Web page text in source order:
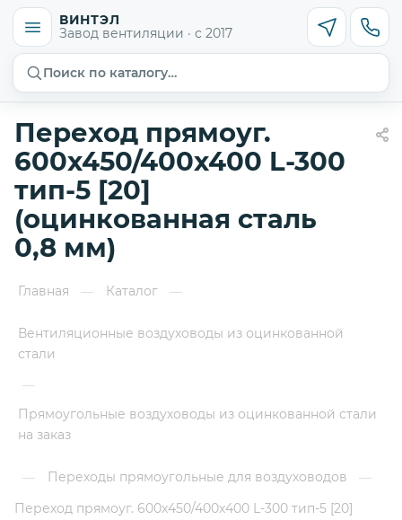
ВИНТЭЛ
Завод вентиляции · с 2017
Поиск по каталогу…
Переход прямоуг.
600х450/400х400 L-300
тип-5 [20]
(оцинкованная сталь
0,8 мм)
Главная — Каталог —
Вентиляционные воздуховоды из оцинкованной
стали
—
Прямоугольные воздуховоды из оцинкованной стали
на заказ
— Переходы прямоугольные для воздуховодов
—
Переход прямоуг. 600х450/400х400 L-300 тип-5 [20]